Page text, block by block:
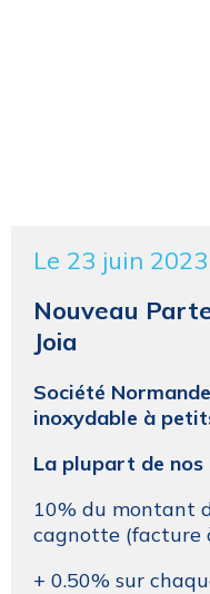
Le 23 juin 2023
Nouveau
Joia
Société
inoxydable à
La plupart de
10% du montant
cagnotte (facture
+ 0.50% sur